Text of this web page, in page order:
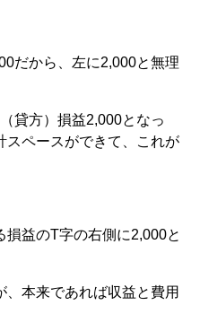
だから、左に2,000と無理
貸方）損益2,000となっ
スペースができて、これが
益のT字の右側に2,000と
本来であれば収益と費用